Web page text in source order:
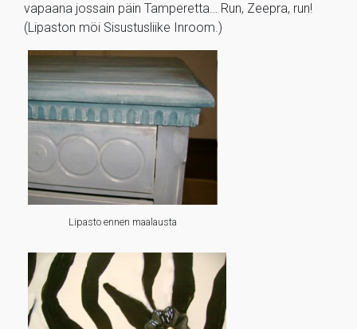
vapaana jossain päin Tamperetta… Run, Zeepra, run!
(Lipaston möi Sisustusliike Inroom.)
Lipasto ennen maalausta